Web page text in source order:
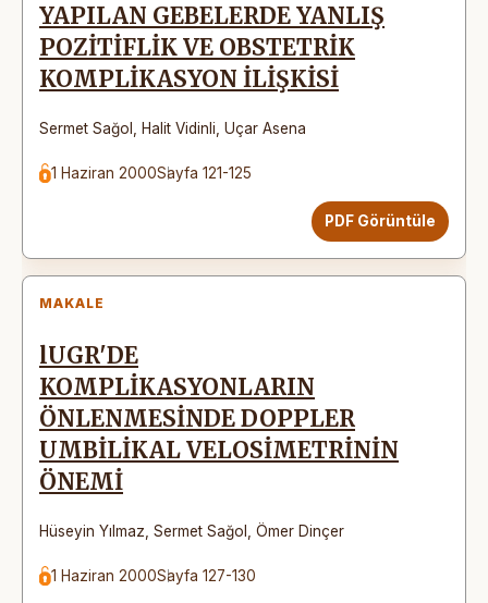
YAPILAN GEBELERDE YANLIŞ
POZİTİFLİK VE OBSTETRİK
KOMPLİKASYON İLİŞKİSİ
Sermet Sağol Halit Vidinli Uçar Asena
1 Haziran 2000Sayfa 121-125
PDF Görüntüle
MAKALE
lUGR'DE
KOMPLİKASYONLARIN
ÖNLENMESİNDE DOPPLER
UMBİLİKAL VELOSİMETRİNİN
ÖNEMİ
Hüseyin Yılmaz Sermet Sağol Ömer Dinçer
1 Haziran 2000Sayfa 127-130